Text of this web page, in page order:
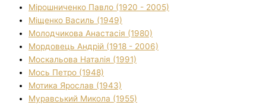
Мірошниченко Павло (1920 - 2005)
Міщенко Василь (1949)
Молодчикова Анастасія (1980)
Мордовець Андрій (1918 - 2006)
Москальова Наталія (1991)
Мось Петро (1948)
Мотика Ярослав (1943)
Муравський Микола (1955)